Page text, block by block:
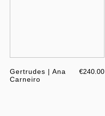
Gertrudes | Ana
Carneiro
€240.00